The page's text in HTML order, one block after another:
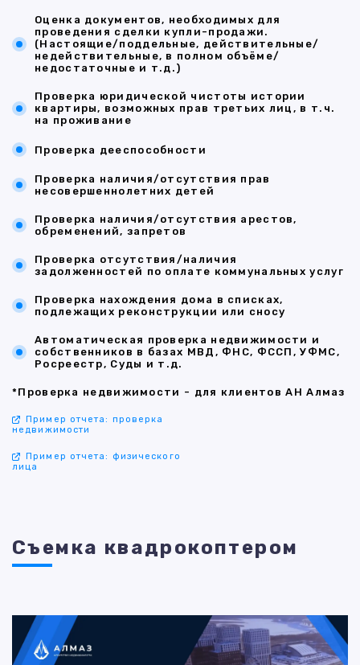
Оценка документов, необходимых для
проведения сделки купли-продажи.
(Настоящие/поддельные, действительные/
недействительные, в полном объёме/
недостаточные и т.д.)
Проверка юридической чистоты истории
квартиры, возможных прав третьих лиц, в т.ч.
на проживание
Проверка дееспособности
Проверка наличия/отсутствия прав
несовершеннолетних детей
Проверка наличия/отсутствия арестов,
обременений, запретов
Проверка отсутствия/наличия
задолженностей по оплате коммунальных услуг
Проверка нахождения дома в списках,
подлежащих реконструкции или сносу
Автоматическая проверка недвижимости и
собственников в базах МВД, ФНС, ФССП, УФМС,
Росреестр, Суды и т.д.
*Проверка недвижимости - для клиентов АН Алмаз
Пример отчета: проверка
недвижимости
Пример отчета: физического
лица
Съемка квадрокоптером